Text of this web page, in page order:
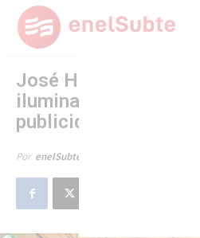
José Hernández
iluminación gracias
publicidad
Por enelSubte